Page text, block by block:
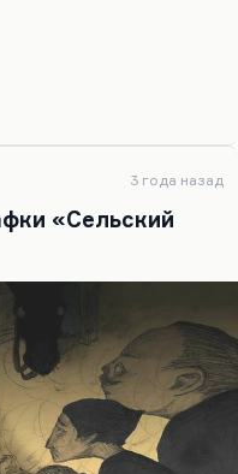
готики. А
до сих пор не
Кинга если
случае, не
По много
красной
не…
3 года назад
«Сельский